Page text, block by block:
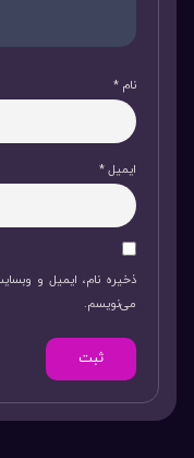
نام *
ایمیل*
ذخیره نام، ایمیل و
می‌نویسم.